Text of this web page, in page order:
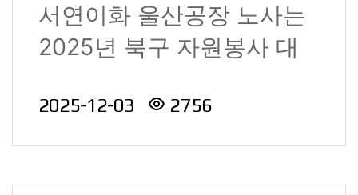
서연이화 울산공장 노사는
2025년 북구 자원봉사 대
화 확산에 기여한 공..
2025-12-03 2756